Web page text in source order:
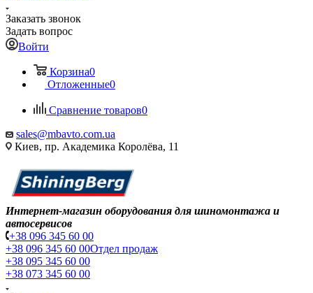
Заказать звонок
Задать вопрос
Войти
Корзина0
Отложенные0
Сравнение товаров0
sales@mbavto.com.ua
Киев, пр. Академика Королёва, 11
Интернет-магазин оборудования для шиномонтажа и
автосервисов
+38 096 345 60 00
+38 096 345 60 00Отдел продаж
+38 095 345 60 00
+38 073 345 60 00